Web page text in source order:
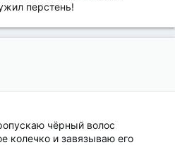
перстень!
чёрный волос
колечко и завязываю его